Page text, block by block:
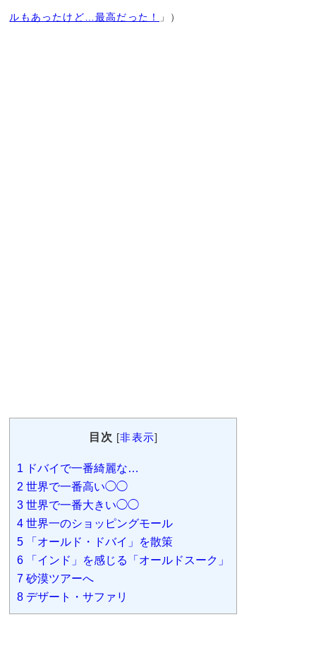
ルもあったけど…最高だった！ 」）
目次 [非表示]
1 ドバイで一番綺麗な…
2 世界で一番高い◯◯
3 世界で一番大きい◯◯
4 世界一のショッピングモール
5 「オールド・ドバイ」を散策
6 「インド」を感じる「オールドスーク」
7 砂漠ツアーへ
8 デザート・サファリ